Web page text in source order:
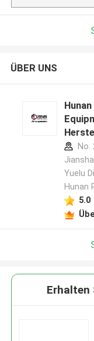
ÜBER UNS
No.
Yuelu
Hunan
5.0
Erhalten